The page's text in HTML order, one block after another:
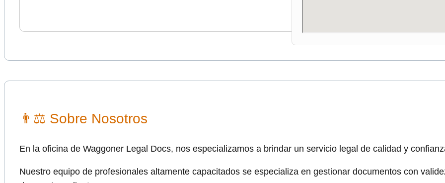
👨⚖ Sobre Nosotros
En la oficina de Waggoner Legal Docs, nos especializamos a brindar un servicio legal de calidad y
Nuestro equipo de profesionales altamente capacitados se especializa en gestionar documentos con